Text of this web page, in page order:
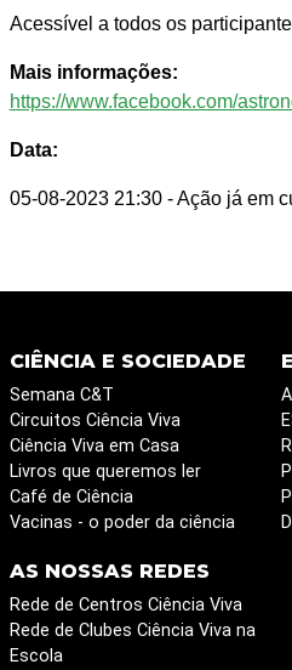
Acessível a todos os
Mais informações:
https://www.facebook.com/
Data:
05-08-2023 21:30 - Ação já em
CIÊNCIA E SOCIEDADE
Semana C&T
Circuitos Ciência Viva
Ciência Viva em Casa
Livros que queremos ler
Café de Ciência
Vacinas - o poder da ciência
AS NOSSAS REDES
Rede de Centros Ciência Viva
Rede de Clubes Ciência Viva na
Escola